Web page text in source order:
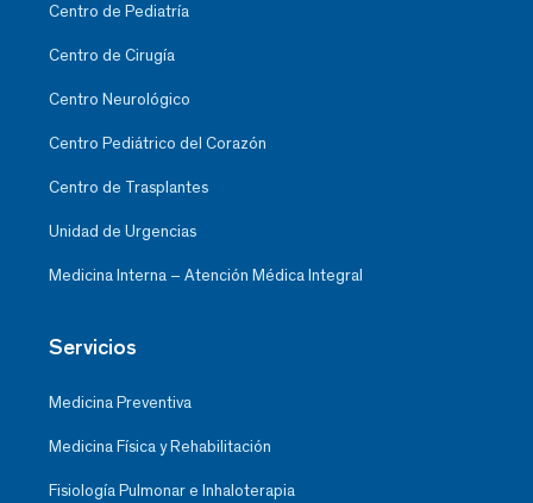
Centro de Pediatría
Centro de Cirugía
Centro Neurológico
Centro Pediátrico del Corazón
Centro de Trasplantes
Unidad de Urgencias
Medicina Interna – Atención Médica Integral
Servicios
Medicina Preventiva
Medicina Física y Rehabilitación
Fisiología Pulmonar e Inhaloterapia